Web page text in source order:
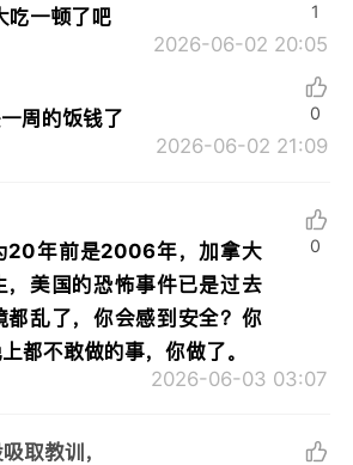
吃一顿了吧
2026-06-02 20:05
1
周的饭钱了
2026-06-02 21:09
0
20年前是2006年，加拿大
，美国的恐怖事件已是过去
都乱了，你会感到安全？你
都不敢做的事，你做了。
2026-06-03 03:07
0
取教训，